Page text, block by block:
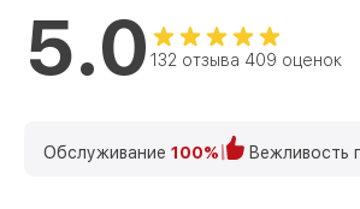
5.0 132 отзыва 409 оценок
Обслуживание 100% Вежливость